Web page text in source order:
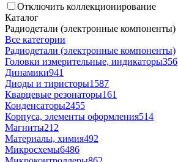
Отключить коллекционирование
Каталог
Радиодетали (электронные компоненты)
Все категории
Радиодетали (электронные компоненты)
Головки измерительные, индикаторы356
Динамики941
Диоды и тиристоры1587
Кварцевые резонаторы161
Конденсаторы2455
Корпуса, элементы оформления514
Магниты212
Материалы, химия492
Микросхемы6486